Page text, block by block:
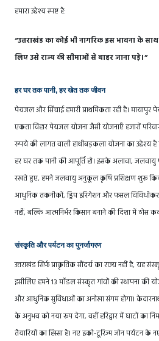
हमारा उद्देश्य स्पष्ट है:
“उत्तराखंड का कोई भी नागरिक इस भावना के
लिए उसे राज्य की सीमाओं से बाहर जाना पड़े।”
हर घर तक पानी, हर खेत तक जीवन
पेयजल और सिंचाई हमारी प्राथमिकता रही है।
एकता विहार पेयजल योजना जैसी योजनाएँ हजारों
रुपये की लागत वाली हाथीबड़कला योजना का उद्देश्य
हर घर तक पानी की आपूर्ति हो। इसके अलावा, जलवायु
रखते हुए, हमने जलवायु अनुकूल कृषि प्रशिक्षण शुरू
आधुनिक तकनीकों, ड्रिप इरिगेशन और फसल
नहीं, बल्कि आत्मनिर्भर किसान बनाने की दिशा में ठोस
संस्कृति और पर्यटन का पुनर्जागरण
उत्तराखंड सिर्फ़ प्राकृतिक सौंदर्य का राज्य नहीं है, यह
इसीलिए हमने 13 मॉडल संस्कृत गांवों की स्थापना की
और आधुनिक सुविधाओं का अनोखा संगम होगा।
के अनुभव को नया रूप देगा, वहीं हरिद्वार में घाटों का
तैयारियों का हिस्सा है। नए इको-टूरिज्म जोन पर्यटन